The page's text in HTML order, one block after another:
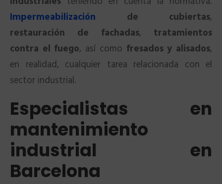
Impermeabilización de cubiertas,
restauración de fachadas, tratamientos
contra el fuego, así como fresados y alisados,
en realidad, cualquier tarea relacionada con el
sector industrial.
Especialistas en
mantenimiento
industrial en
Barcelona